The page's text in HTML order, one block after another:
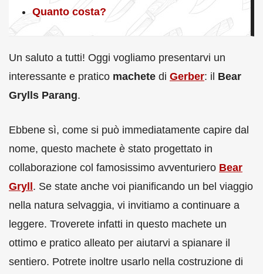
Quanto costa?
Un saluto a tutti! Oggi vogliamo presentarvi un
interessante e pratico machete di Gerber: il Bear
Grylls Parang.
Ebbene sì, come si può immediatamente capire dal
nome, questo machete è stato progettato in
collaborazione col famosissimo avventuriero Bear
Gryll . Se state anche voi pianificando un bel viaggio
nella natura selvaggia, vi invitiamo a continuare a
leggere. Troverete infatti in questo machete un
ottimo e pratico alleato per aiutarvi a spianare il
sentiero. Potrete inoltre usarlo nella costruzione di